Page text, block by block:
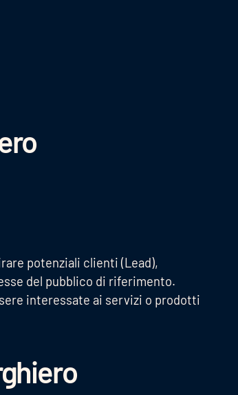
potenziali clienti (Lead),
del pubblico di riferimento.
interessate ai servizi o prodotti